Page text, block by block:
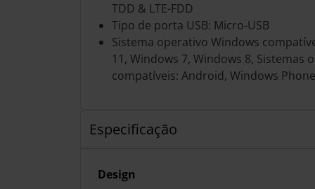
TDD & LTE-FDD
Tipo de porta USB: Micro-USB
Sistema operativo Windows
11, Windows 7, Windows 8, Sistemas
compatíveis: Android, Windows
Especificação
Design